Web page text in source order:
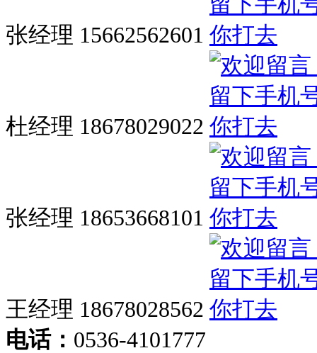
张经理 15662562601
杜经理 18678029022
张经理 18653668101
王经理 18678028562
电话： 0536-4101777